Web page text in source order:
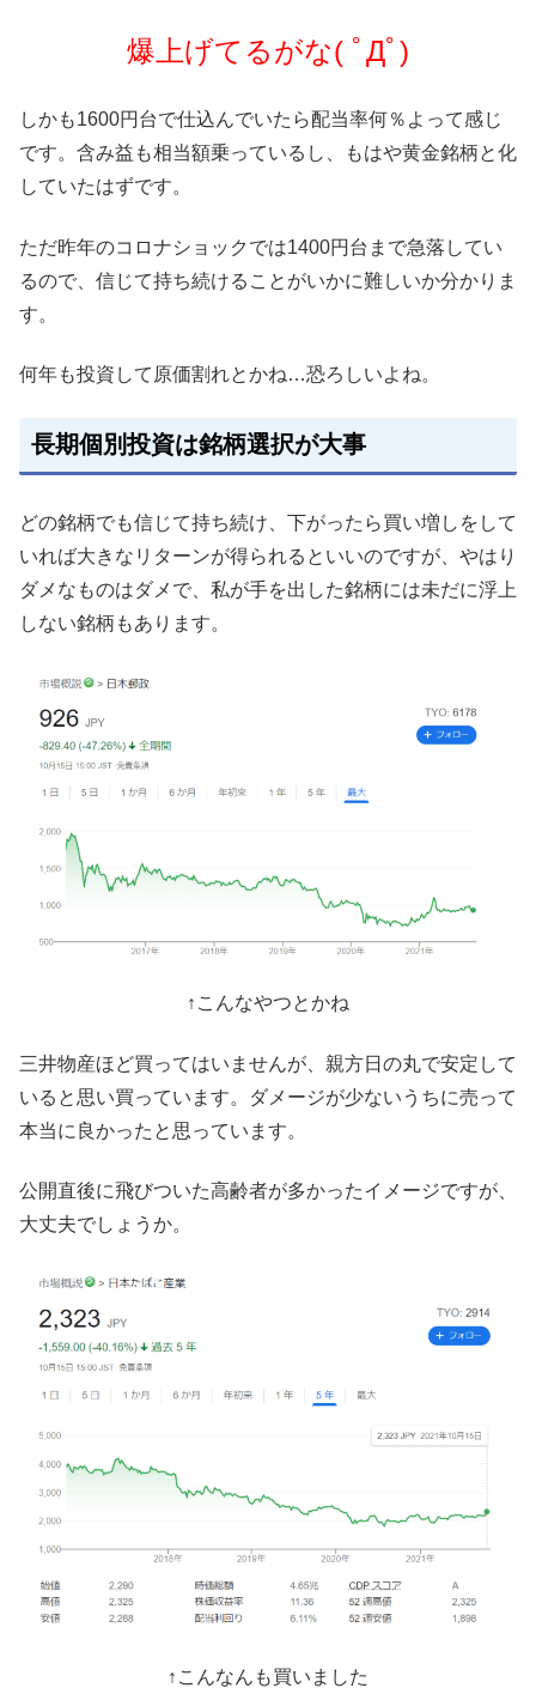
爆上げてるがな( ﾟДﾟ)
しかも1600円台で仕込んでいたら配当率何％よって感じ
です。含み益も相当額乗っているし、もはや黄金銘柄と化
していたはずです。
ただ昨年のコロナショックでは1400円台まで急落してい
るので、信じて持ち続けることがいかに難しいか分かりま
す。
何年も投資して原価割れとかね…恐ろしいよね。
長期個別投資は銘柄選択が大事
どの銘柄でも信じて持ち続け、下がったら買い増しをして
いれば大きなリターンが得られるといいのですが、やはり
ダメなものはダメで、私が手を出した銘柄には未だに浮上
しない銘柄もあります。
↑こんなやつとかね
三井物産ほど買ってはいませんが、親方日の丸で安定して
いると思い買っています。ダメージが少ないうちに売って
本当に良かったと思っています。
公開直後に飛びついた高齢者が多かったイメージですが、
大丈夫でしょうか。
↑こんなんも買いました